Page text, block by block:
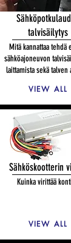
talvisäilytys
Mitä kannattaa tehdä
sähköajoneuvon
laittamista sekä talven
VIEW ALL
Sähköskootterin
Kuinka virittää
VIEW ALL